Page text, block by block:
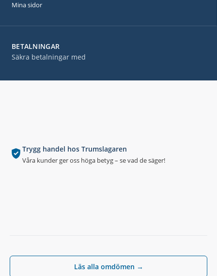
Trygg handel hos Trumslagaren
Våra kunder ger oss höga betyg – se vad de säger!
Läs alla omdömen →
BETALNINGAR
Säkra betalningar med
Mina sidor